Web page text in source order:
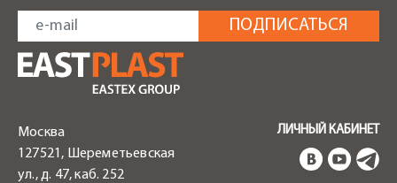
Москва
127521, Шереметьевская
ул., д. 47, каб. 252
ЛИЧНЫЙ КАБИНЕТ